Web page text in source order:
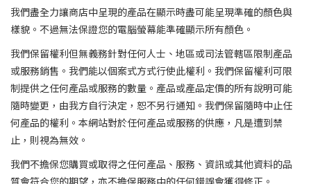
我們盡全力讓商店中呈現的產品在顯示時盡可能呈現準確的顏色與
樣貌。不過無法保證您的電腦螢幕能準確顯示所有顏色。
我們保留權利但無義務針對任何人士、地區或司法管轄區限制產品
或服務銷售。我們能以個案式方式行使此權利。我們保留權利可限
制提供之任何產品或服務的數量。產品或產品定價的所有說明可能
隨時變更，由我方自行決定，恕不另行通知。我們保留隨時中止任
何產品的權利。本網站對於任何產品或服務的供應，凡是遭到禁
止，則視為無效。
我們不擔保您購買或取得之任何產品、服務、資訊或其他資料的品